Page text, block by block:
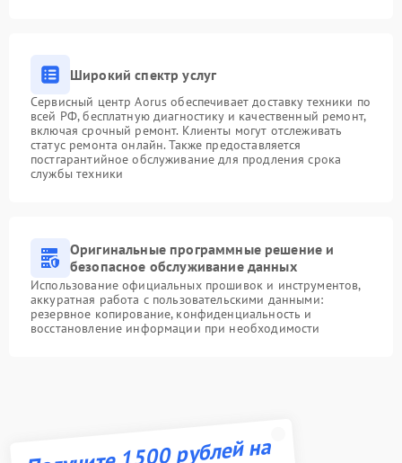
Широкий спектр услуг
Сервисный центр Aorus обеспечивает доставку техники по
всей РФ, бесплатную диагностику и качественный ремонт,
включая срочный ремонт. Клиенты могут отслеживать
статус ремонта онлайн. Также предоставляется
постгарантийное обслуживание для продления срока
службы техники
Оригинальные программные решение и
безопасное обслуживание данных
Использование официальных прошивок и инструментов,
аккуратная работа с пользовательскими данными:
резервное копирование, конфиденциальность и
восстановление информации при необходимости